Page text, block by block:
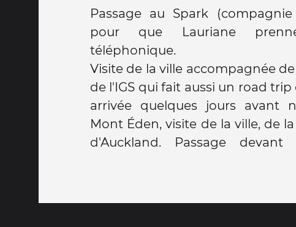
Passage au Spark
pour que Lauriane
téléphonique.
Visite de la ville accompagnée
de l'IGS qui fait aussi un road
arrivée quelques jours avant
Mont Éden, visite de la ville, de
d'Auckland. Passage